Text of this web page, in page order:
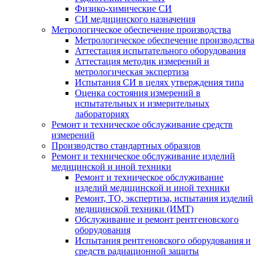
Физико-химические СИ
СИ медицинского назначения
Метрологическое обеспечение производства
Метрологическое обеспечение производства
Аттестация испытательного оборудования
Аттестация методик измерений и
метрологическая экспертиза
Испытания СИ в целях утверждения типа
Оценка состояния измерений в
испытательных и измерительных
лабораториях
Ремонт и техническое обслуживание средств
измерений
Производство стандартных образцов
Ремонт и техническое обслуживание изделий
медицинской и иной техники
Ремонт и техническое обслуживание
изделий медицинской и иной техники
Ремонт, ТО, экспертиза, испытания изделий
медицинской техники (ИМТ)
Обслуживание и ремонт рентгеновского
оборудования
Испытания рентгеновского оборудования и
средств радиационной защиты